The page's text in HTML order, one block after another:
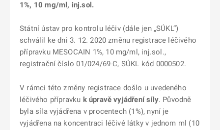
1%, 10 mg/ml, inj.sol.
Státní ústav pro kontrolu léčiv (dále jen „SÚKL“)
schválil ke dni 3. 12. 2020 změnu registrace léčivého
přípravku MESOCAIN 1%, 10 mg/ml, inj.sol.,
registrační číslo 01/024/69-C, SÚKL kód 0000502.
V rámci této změny registrace došlo u uvedeného
léčivého přípravku k úpravě vyjádření síly. Původně
byla síla vyjádřena v procentech (1%), nyní je
vyjádřena na koncentraci léčivé látky v jednom ml (10